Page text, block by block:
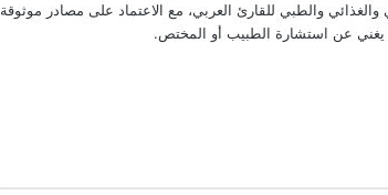
والطبي للقارئ العربي، مع الاعتماد على مصادر موثوقة
يغني عن استشارة الطبيب أو المختص.